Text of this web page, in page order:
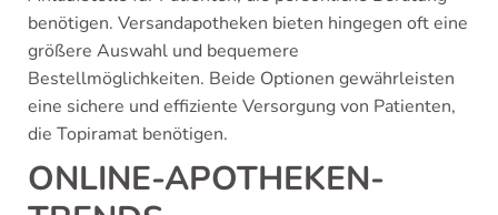
benötigen. Versandapotheken bieten hingegen oft eine
größere Auswahl und bequemere
Bestellmöglichkeiten. Beide Optionen gewährleisten
eine sichere und effiziente Versorgung von Patienten,
die Topiramat benötigen.
ONLINE-APOTHEKEN-